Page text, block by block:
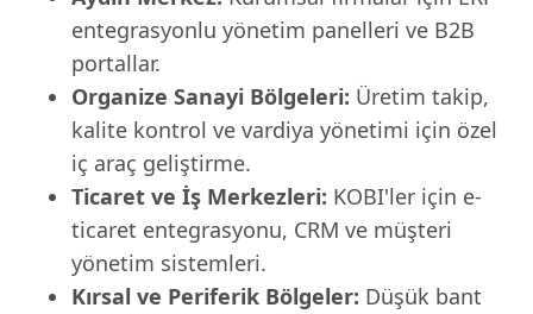
entegrasyonlu yönetim panelleri ve B2B
portallar.
Organize Sanayi Bölgeleri: Üretim takip,
kalite kontrol ve vardiya yönetimi için özel
iç araç geliştirme.
Ticaret ve İş Merkezleri: KOBI'ler için e-
ticaret entegrasyonu, CRM ve müşteri
yönetim sistemleri.
Kırsal ve Periferik Bölgeler: Düşük bant